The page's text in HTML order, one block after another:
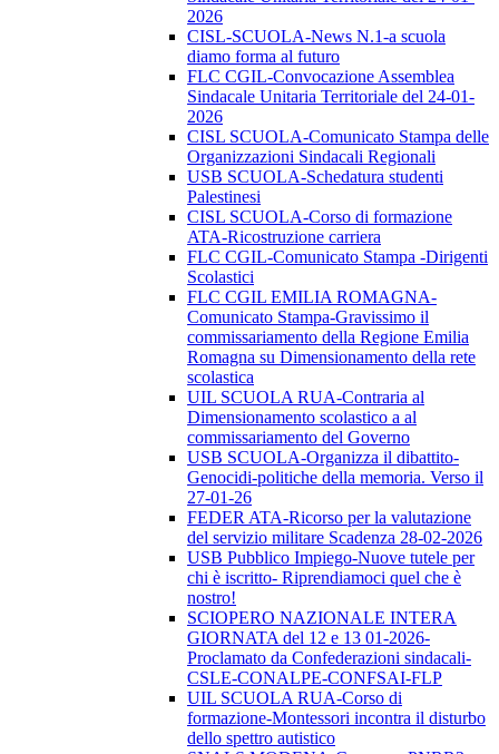
2026
CISL-SCUOLA-News N.1-a scuola
diamo forma al futuro
FLC CGIL-Convocazione Assemblea
Sindacale Unitaria Territoriale del 24-01-
2026
CISL SCUOLA-Comunicato Stampa delle
Organizzazioni Sindacali Regionali
USB SCUOLA-Schedatura studenti
Palestinesi
CISL SCUOLA-Corso di formazione
ATA-Ricostruzione carriera
FLC CGIL-Comunicato Stampa -Dirigenti
Scolastici
FLC CGIL EMILIA ROMAGNA-
Comunicato Stampa-Gravissimo il
commissariamento della Regione Emilia
Romagna su Dimensionamento della rete
scolastica
UIL SCUOLA RUA-Contraria al
Dimensionamento scolastico a al
commissariamento del Governo
USB SCUOLA-Organizza il dibattito-
Genocidi-politiche della memoria. Verso il
27-01-26
FEDER ATA-Ricorso per la valutazione
del servizio militare Scadenza 28-02-2026
USB Pubblico Impiego-Nuove tutele per
chi è iscritto- Riprendiamoci quel che è
nostro!
SCIOPERO NAZIONALE INTERA
GIORNATA del 12 e 13 01-2026-
Proclamato da Confederazioni sindacali-
CSLE-CONALPE-CONFSAI-FLP
UIL SCUOLA RUA-Corso di
formazione-Montessori incontra il disturbo
dello spettro autistico